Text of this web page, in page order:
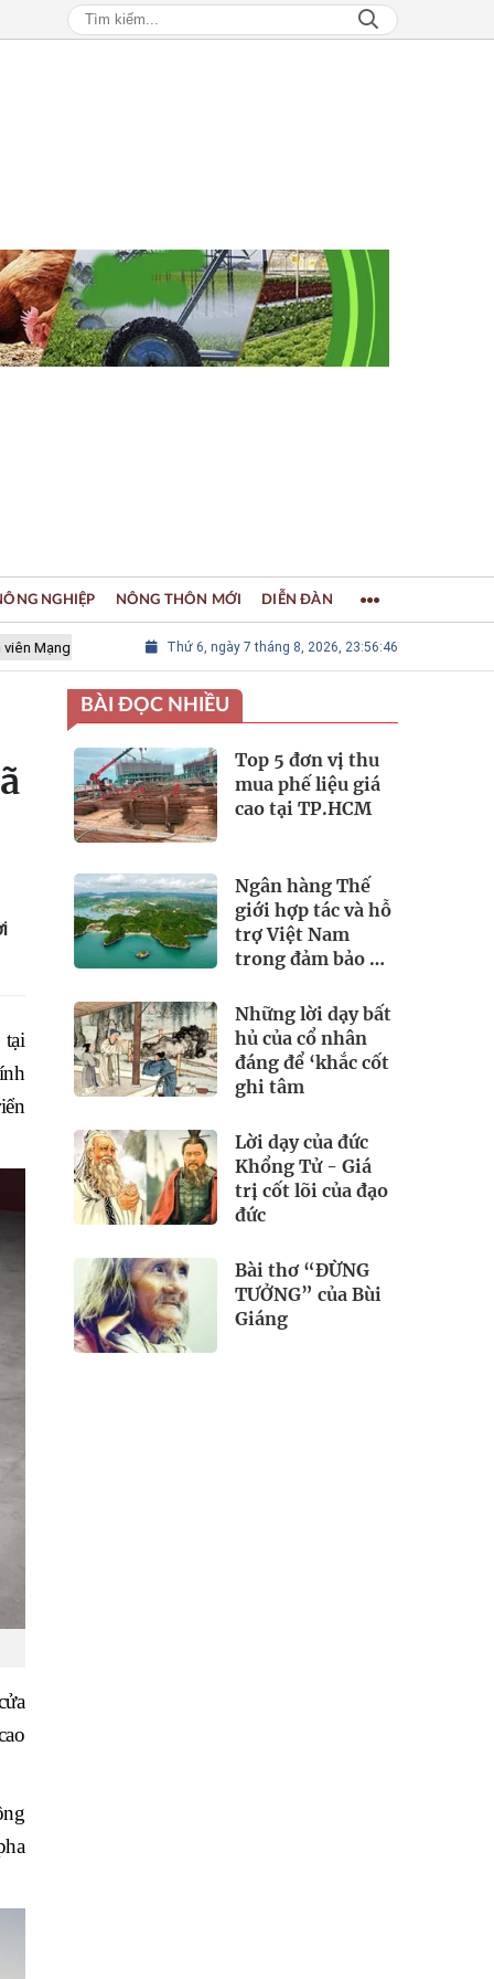
lưới các Thành phố Thủ công sáng tạo Thế giới
Thứ 6, ngày 7 tháng 8, 2026, 23:56:47
NGHIỆP NÔNG THÔN MỚI DIỄN ĐÀN
BÀI ĐỌC NHIỀU
Top 5 đơn vị thu
mua phế liệu giá
cao tại TP.HCM
Ngân hàng Thế
giới hợp tác và hỗ
trợ Việt Nam
trong đảm bảo an
Những lời dạy bất
hủ của cổ nhân
đáng để ‘khắc cốt
ghi tâm
Lời dạy của đức
Khổng Tử - Giá
trị cốt lõi của đạo
đức
Bài thơ “ĐỪNG
TƯỞNG” của Bùi
Giáng